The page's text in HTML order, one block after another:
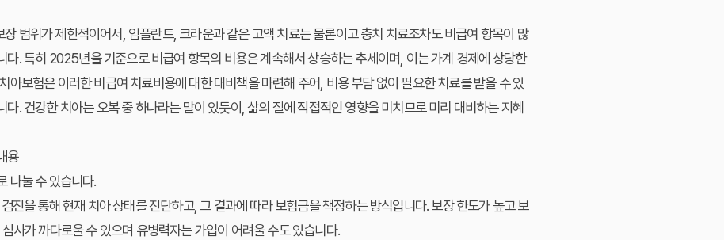
범위가 제한적이어서, 임플란트, 크라운과 같은 고액 치료는 물론이고 충치 치료조차도 비급여 항목이 많
다. 특히 2025년을 기준으로 비급여 항목의 비용은 계속해서 상승하는 추세이며, 이는 가계 경제에 상당한
아보험은 이러한 비급여 치료비용에 대한 대비책을 마련해 주어, 비용 부담 없이 필요한 치료를 받을 수 있
다. 건강한 치아는 오복 중 하나라는 말이 있듯이, 삶의 질에 직접적인 영향을 미치므로 미리 대비하는 지혜
용
나눌 수 있습니다.
진을 통해 현재 치아 상태를 진단하고, 그 결과에 따라 보험금을 책정하는 방식입니다. 보장 한도가 높고 보
사가 까다로울 수 있으며 유병력자는 가입이 어려울 수도 있습니다.